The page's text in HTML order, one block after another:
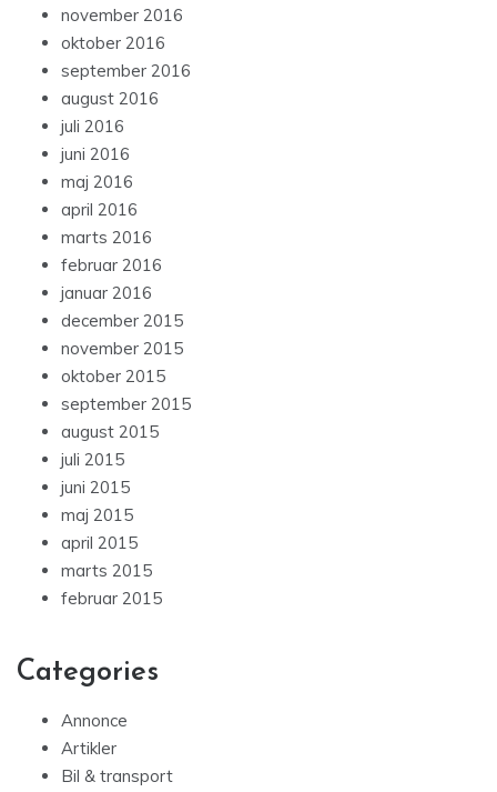
november 2016
oktober 2016
september 2016
august 2016
juli 2016
juni 2016
maj 2016
april 2016
marts 2016
februar 2016
januar 2016
december 2015
november 2015
oktober 2015
september 2015
august 2015
juli 2015
juni 2015
maj 2015
april 2015
marts 2015
februar 2015
Categories
Annonce
Artikler
Bil & transport